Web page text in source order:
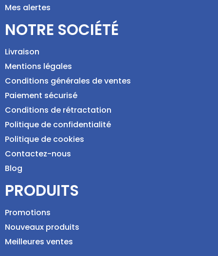
Mes alertes
NOTRE SOCIÉTÉ
Livraison
Mentions légales
Conditions générales de ventes
Paiement sécurisé
Conditions de rétractation
Politique de confidentialité
Politique de cookies
Contactez-nous
Blog
PRODUITS
Promotions
Nouveaux produits
Meilleures ventes